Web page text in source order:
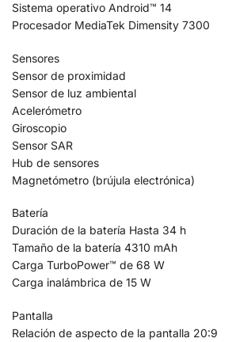
Sistema operativo Android™ 14
Procesador MediaTek Dimensity 7300
Sensores
Sensor de proximidad
Sensor de luz ambiental
Acelerómetro
Giroscopio
Sensor SAR
Hub de sensores
Magnetómetro (brújula electrónica)
Batería
Duración de la batería Hasta 34 h
Tamaño de la batería 4310 mAh
Carga TurboPower™ de 68 W
Carga inalámbrica de 15 W
Pantalla
Relación de aspecto de la pantalla 20:9